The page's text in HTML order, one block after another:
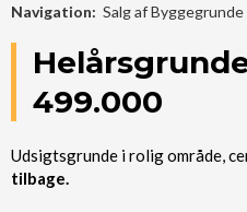
Navigation: Salg af Byggegrunde
499.000
Udsigtsgrunde i rolig område,
tilbage.